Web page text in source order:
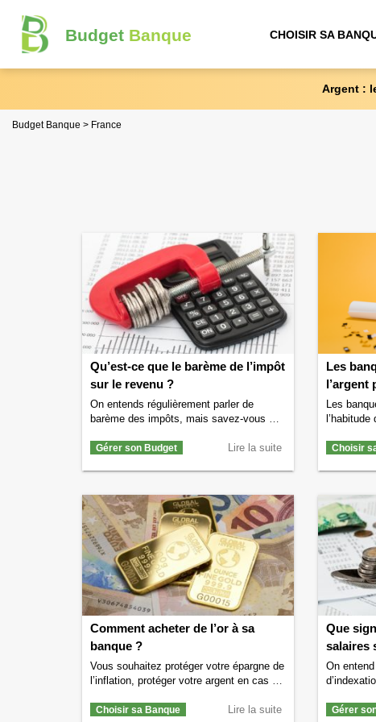
Budget Banque CHOISIR SA
Argent :
Budget Banque France
Qu’est-ce que le barème de l’impôt
sur le revenu ?
On entends régulièrement parler de
barème des impôts, mais savez-vous à
souhaitez le savoir alors lisez vite la
barème des impôts en France fait
référence aux …Continuer la lecture de
Qu’est-ce que le barème de l’impôt sur le
revenu ? →
Lire la suite
Gérer son Budget
Les
l’argent
Les
des
sur les
offres
la lecture
l’argent
Choisir
Comment acheter de l’or à sa
banque ?
Vous souhaitez protéger votre épargne de
l’inflation, protéger votre argent en cas de
investir dans de l’or ? Vous souhaitez
Lire la suite
Choisir sa Banque
Que
On
Gérer